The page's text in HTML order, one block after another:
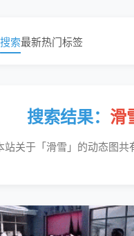
搜索最新热门标签
搜索结果： 滑
站关于「滑雪」的动态图共